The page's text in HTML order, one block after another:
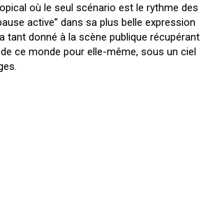
où le seul scénario est le rythme des
active” dans sa plus belle expression
tant donné à la scène publique récupérant
ce monde pour elle-même, sous un ciel